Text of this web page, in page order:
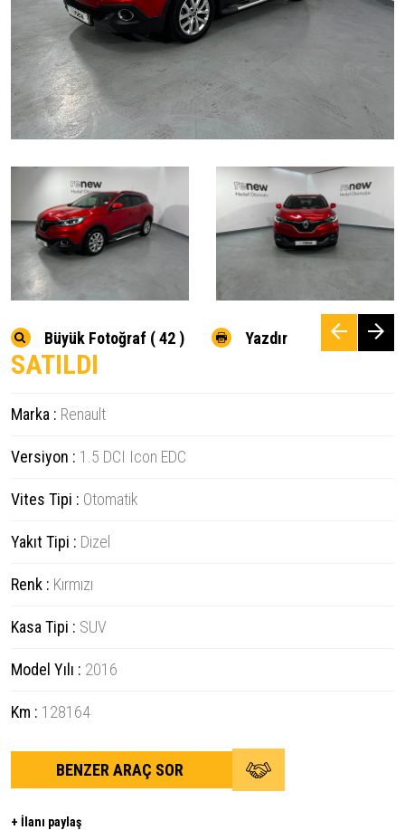
Büyük Fotoğraf ( 42 ) Yazdır
SATILDI
Marka : Renault
Versiyon : 1.5 DCI Icon EDC
Vites Tipi : Otomatik
Yakıt Tipi : Dizel
Renk : Kırmızı
Kasa Tipi : SUV
Model Yılı : 2016
Km : 128164
BENZER ARAÇ SOR
+ İlanı paylaş